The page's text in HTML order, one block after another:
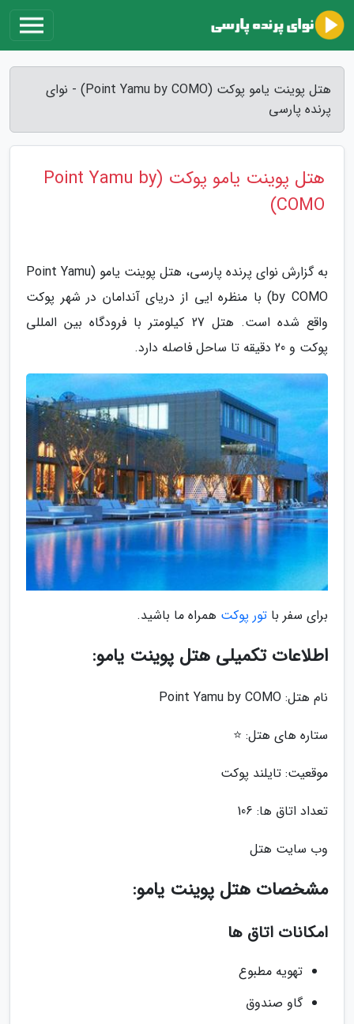
هتل پوینت یامو پوکت (Point Yamu by COMO) - نوای
پرنده پارسی
هتل پوینت یامو پوکت (Point Yamu by
COMO)
به گزارش نوای پرنده پارسی، هتل پوینت یامو (Point Yamu
by COMO) با منظره ایی از دریای آندامان در شهر پوکت
واقع شده است. هتل 27 کیلومتر با فرودگاه بین المللی
پوکت و 20 دقیقه تا ساحل فاصله دارد.
برای سفر با تور پوکت همراه ما باشید.
اطلاعات تکمیلی هتل پوینت یامو:
نام هتل: Point Yamu by COMO
ستاره های هتل: ⭐️
موقعیت: تایلند پوکت
تعداد اتاق ها: 106
وب سایت هتل
مشخصات هتل پوینت یامو:
امکانات اتاق ها
تهویه مطبوع
گاو صندوق